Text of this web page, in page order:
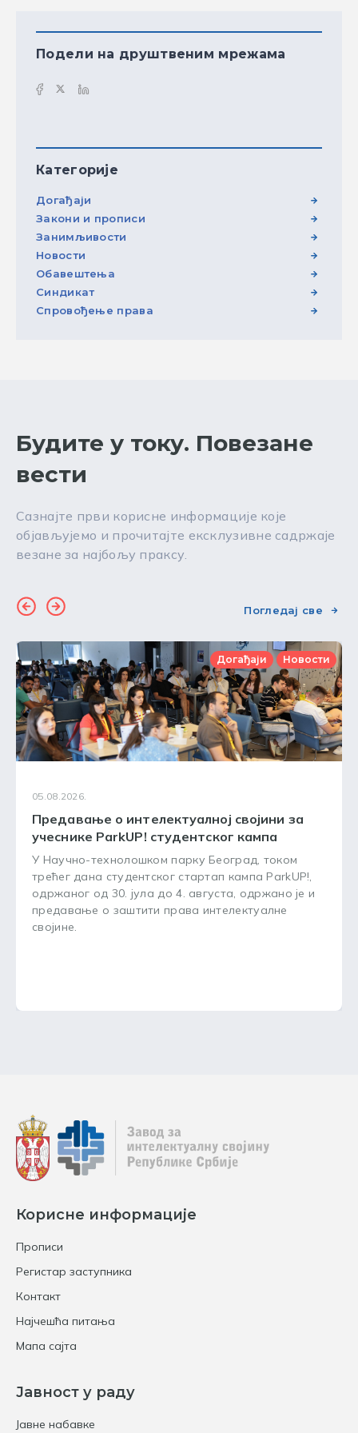
Подели на друштвеним мрежама
Категорије
Догађаји
Закони и прописи
Занимљивости
Новости
Обавештења
Синдикат
Спровођење права
Будите у току. Повезане
вести
Сазнајте први корисне информације које
објављујемо и прочитајте ексклузивне садржаје
везане за најбољу праксу.
Погледај све
Догађаји Новости
05.08.2026.
Предавање о интелектуалној својини за
учеснике ParkUP! студентског кампа
У Научно-технолошком парку Београд, током
трећег дана студентског стартап кампа ParkUP!,
одржаног од 30. јула до 4. августа, одржано је и
предавање о заштити права интелектуалне
својине.
Корисне информације
Прописи
Регистар заступника
Контакт
Најчешћа питања
Мапа сајта
Јавност у раду
Јавне набавке